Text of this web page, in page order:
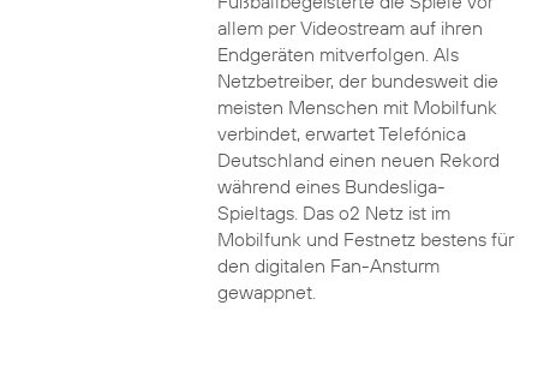
allem per Videostream auf ihren
Endgeräten mitverfolgen. Als
Netzbetreiber, der bundesweit die
meisten Menschen mit Mobilfunk
verbindet, erwartet Telefónica
Deutschland einen neuen Rekord
während eines Bundesliga-
Spieltags. Das o2 Netz ist im
Mobilfunk und Festnetz bestens für
den digitalen Fan-Ansturm
gewappnet.